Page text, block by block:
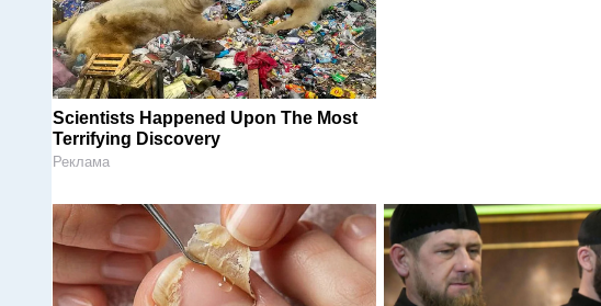
Scientists Happened Upon The Most
Terrifying Discovery
Реклама